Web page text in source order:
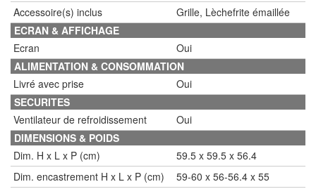
Accessoire(s) inclus
Grille, Lèchefrite émaillée
ECRAN & AFFICHAGE
Ecran
Oui
ALIMENTATION & CONSOMMATION
Livré avec prise
Oui
SECURITES
Ventilateur de refroidissement
Oui
DIMENSIONS & POIDS
Dim. H x L x P (cm)
59.5 x 59.5 x 56.4
Dim. encastrement H x L x P (cm)
59-60 x 56-56.4 x 55